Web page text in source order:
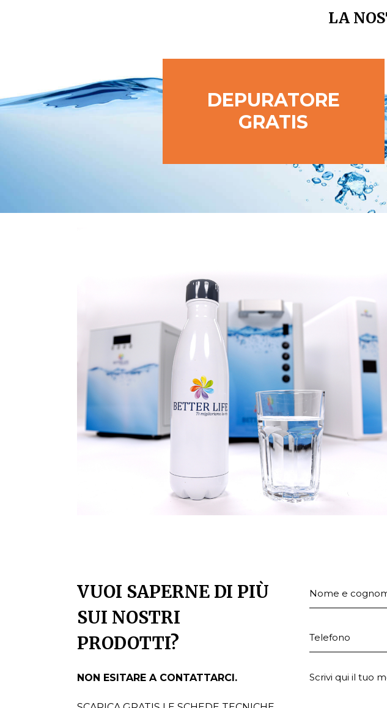
LA
DEPURATORE
GRATIS
VUOI SAPERNE DI PIÙ
SUI NOSTRI
PRODOTTI?
NON ESITARE A CONTATTARCI.